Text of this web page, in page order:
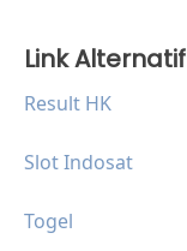
Link Alternatif
Result HK
Slot Indosat
Togel